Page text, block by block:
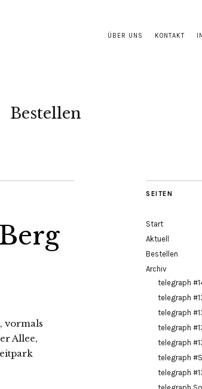
ÜBER UNS KONTAKT
Bestellen
vormals
Allee,
SEITEN
Start
Aktuell
Bestellen
Archiv
telegraph
telegraph
telegraph
telegraph
telegraph
telegraph
telegraph